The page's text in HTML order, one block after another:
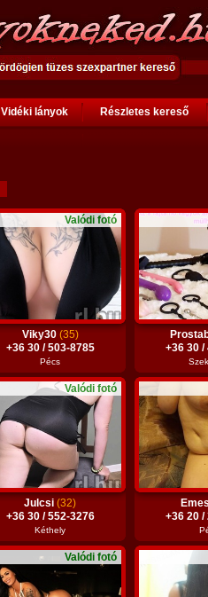
Vidéki lányok Részletes kereső
Valódi fotó
Viky30 (35)
+36 30 / 503-8785
Pécs
+36 30 /
Valódi fotó
Julcsi(32)
+36 30 / 552-3276
Kéthely
+36 20 /
Valódi fotó